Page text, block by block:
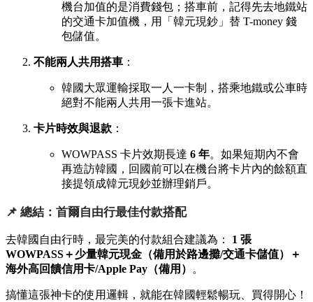
機台加值的是消費錢包；搭車前，記得先去地鐵站
的交通卡加值機，用「韓元現鈔」替 T-money 錢
包儲值。
不能兩人共用搭車 ：
韓國大眾運輸採取一人一卡制，搭乘地鐵或公車時
絕對不能兩人共用一張卡進站。
卡片時效與退款 ：
WOWPASS 卡片效期長達 6 年。如果短期內不會
再造訪韓國，回國前可以在機台將卡片內的餘額直
接提領成韓元現鈔並辦理銷戶。
📌 總結：首爾自由行最佳付款搭配
去韓國自由行時，最完美的付款組合建議為： 1 張
WOWPASS＋少量韓元現金（備用於路邊攤/交通卡儲值）＋
海外高回饋信用卡/Apple Pay（備用） 。
搞懂這張神卡的使用邏輯，就能在韓國輕鬆暢玩、買得開心！